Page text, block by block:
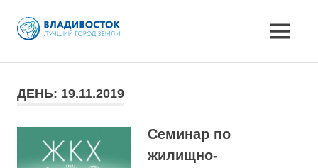
content
MENU
ДЕНЬ: 19.11.2019
Семинар по
жилищно-